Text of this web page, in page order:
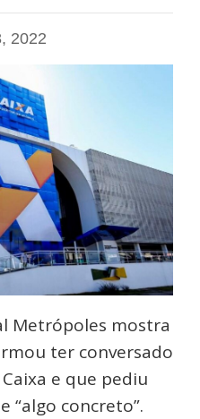
2022
Metrópoles mostra
ter conversado
e que pediu
“algo concreto”.